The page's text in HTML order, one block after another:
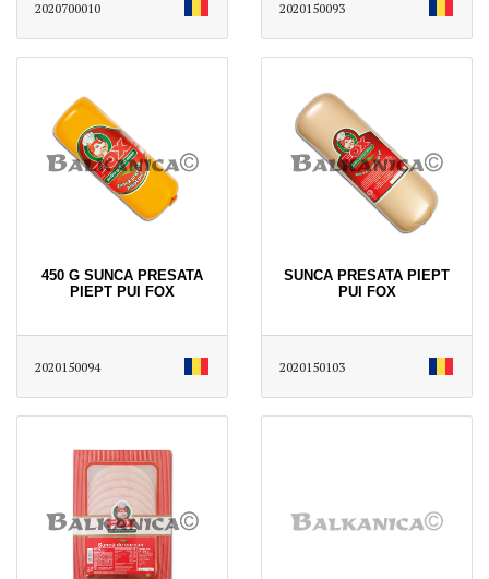
2020700010 2020150093
450 G SUNCA PRESATA
PIEPT PUI FOX
2020150094
SUNCA PRESATA PIEPT
PUI FOX
2020150103